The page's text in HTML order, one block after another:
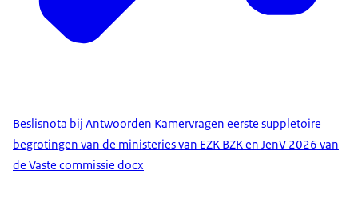
Beslisnota bij Antwoorden Kamervragen eerste suppletoire
begrotingen van de ministeries van EZK BZK en JenV 2026 van
de Vaste commissie docx